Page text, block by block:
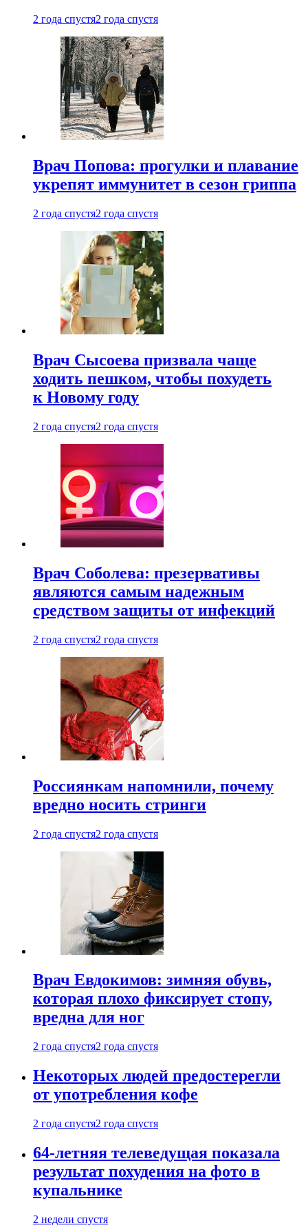
2 года спустя2 года спустя
Врач Попова: прогулки и плавание
укрепят иммунитет в сезон гриппа
2 года спустя2 года спустя
Врач Сысоева призвала чаще
ходить пешком, чтобы похудеть
к Новому году
2 года спустя2 года спустя
Врач Соболева: презервативы
являются самым надежным
средством защиты от инфекций
2 года спустя2 года спустя
Россиянкам напомнили, почему
вредно носить стринги
2 года спустя2 года спустя
Врач Евдокимов: зимняя обувь,
которая плохо фиксирует стопу,
вредна для ног
2 года спустя2 года спустя
Некоторых людей предостерегли
от употребления кофе
2 года спустя2 года спустя
64-летняя телеведущая показала
результат похудения на фото в
купальнике
2 недели спустя